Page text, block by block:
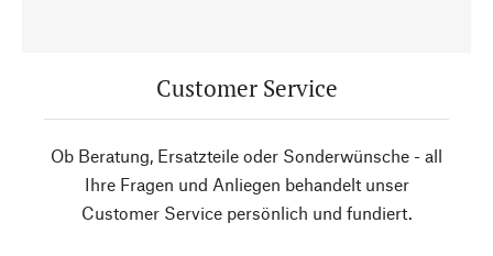
Customer Service
Ob Beratung, Ersatzteile oder Sonderwünsche - all
Ihre Fragen und Anliegen behandelt unser
Customer Service persönlich und fundiert.